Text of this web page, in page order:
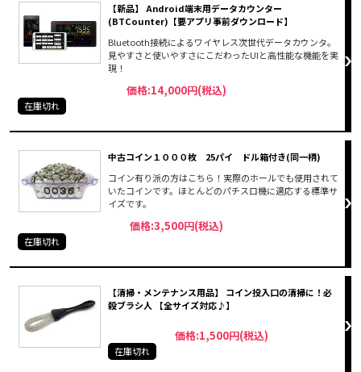
【新品】 Android端末用データカウンター
(BTCounter)【要アプリ事前ダウンロード】
Bluetooth接続によるワイヤレス次世代データカウンタ。
見やすさと使いやすさにこだわったUIと高性能な機能を実
現！
価格:14,000円(税込)
在庫切れ
中古コイン１０００枚 25パイ ドル箱付き(同一柄)
コイン有り派の方はこちら！実際のホールでも使用されて
いたコインです。ほとんどのパチスロ機に適応する標準サ
イズです。
価格:3,500円(税込)
在庫切れ
【清掃・メンテナンス用品】 コイン投入口の清掃に！必
殺ブラシ人 【全サイズ対応♪】
価格:1,500円(税込)
在庫切れ